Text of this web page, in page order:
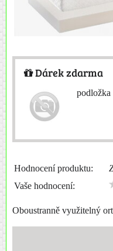
Dárek zdarma
podložka
Hodnocení produktu:
Vaše hodnocení:
Oboustranně využitelný